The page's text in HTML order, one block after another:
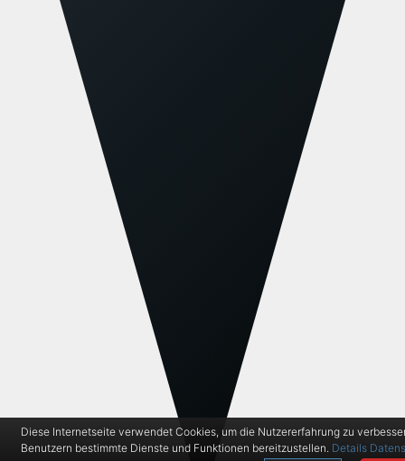
Diese Internetseite verwendet Cookies, um die Nutzererfahrung zu
Benutzern bestimmte Dienste und Funktionen bereitzustellen. Details